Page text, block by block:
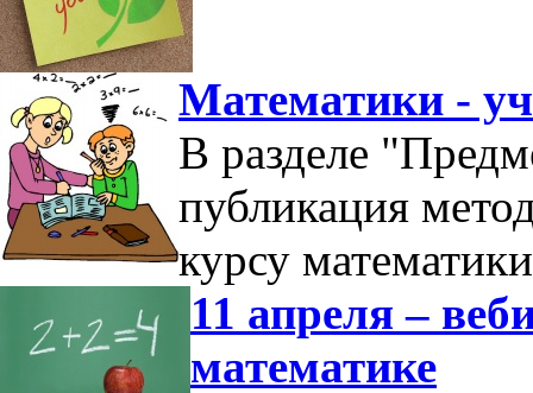
Математики -
В разделе
публикация
курсу
11 апреля –
математике